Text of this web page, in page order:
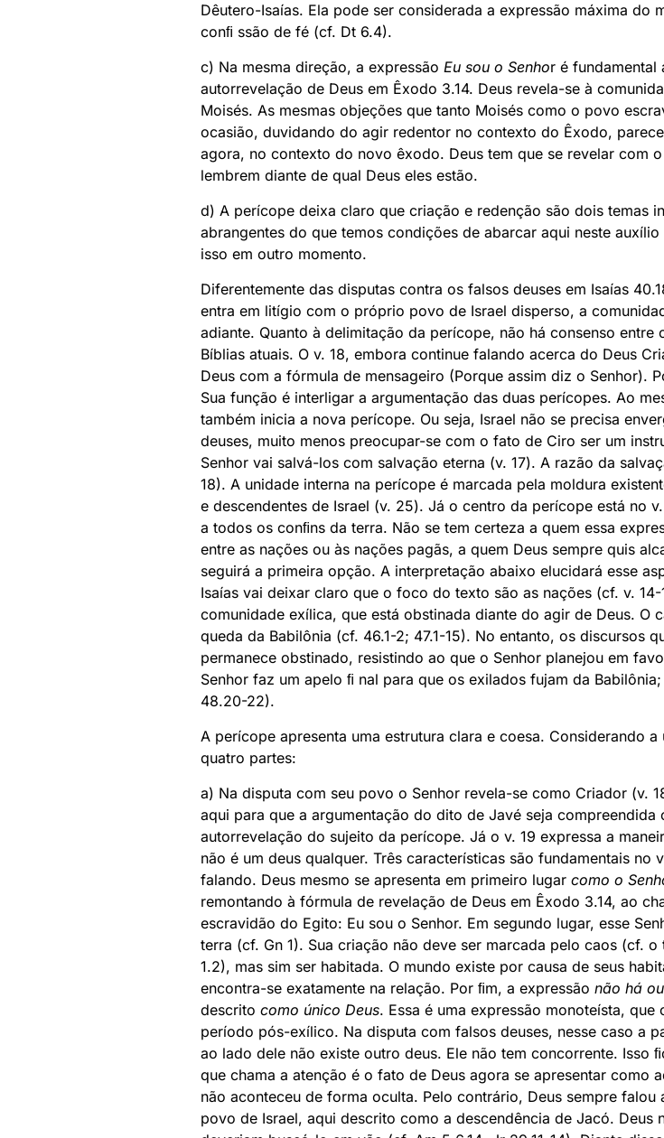
Dêutero-Isaías. Ela pode ser considerada a expressão máxima do
conﬁ ssão de fé (cf. Dt 6.4).
c) Na mesma direção, a expressão Eu sou o Senhor é fundamental
autorrevelação de Deus em Êxodo 3.14. Deus revela-se à
Moisés. As mesmas objeções que tanto Moisés como o povo
ocasião, duvidando do agir redentor no contexto do Êxodo,
agora, no contexto do novo êxodo. Deus tem que se revelar com
lembrem diante de qual Deus eles estão.
d) A perícope deixa claro que criação e redenção são dois temas
abrangentes do que temos condições de abarcar aqui neste
isso em outro momento.
Diferentemente das disputas contra os falsos deuses em Isaías
entra em litígio com o próprio povo de Israel disperso, a
adiante. Quanto à delimitação da perícope, não há consenso
Bíblias atuais. O v. 18, embora continue falando acerca do Deus
Deus com a fórmula de mensageiro (Porque assim diz o Senhor).
Sua função é interligar a argumentação das duas perícopes. Ao
também inicia a nova perícope. Ou seja, Israel não se precisa
deuses, muito menos preocupar-se com o fato de Ciro ser um
Senhor vai salvá-los com salvação eterna (v. 17). A razão da
18). A unidade interna na perícope é marcada pela moldura
e descendentes de Israel (v. 25). Já o centro da perícope está no
a todos os conﬁns da terra. Não se tem certeza a quem essa
entre as nações ou às nações pagãs, a quem Deus sempre quis
seguirá a primeira opção. A interpretação abaixo elucidará esse
Isaías vai deixar claro que o foco do texto são as nações (cf. v.
comunidade exílica, que está obstinada diante do agir de Deus. O
queda da Babilônia (cf. 46.1-2; 47.1-15). No entanto, os discursos
permanece obstinado, resistindo ao que o Senhor planejou em
Senhor faz um apelo ﬁ nal para que os exilados fujam da
48.20-22).
A perícope apresenta uma estrutura clara e coesa. Considerando
quatro partes:
a) Na disputa com seu povo o Senhor revela-se como Criador (v.
aqui para que a argumentação do dito de Javé seja
autorrevelação do sujeito da perícope. Já o v. 19 expressa a
não é um deus qualquer. Três características são fundamentais no
falando. Deus mesmo se apresenta em primeiro lugar como o
remontando à fórmula de revelação de Deus em Êxodo 3.14, ao
escravidão do Egito: Eu sou o Senhor. Em segundo lugar, esse
terra (cf. Gn 1). Sua criação não deve ser marcada pelo caos (cf. o
1.2), mas sim ser habitada. O mundo existe por causa de seus
encontra-se exatamente na relação. Por ﬁm, a expressão não há
descrito como único Deus. Essa é uma expressão monoteísta,
período pós-exílico. Na disputa com falsos deuses, nesse caso a
ao lado dele não existe outro deus. Ele não tem concorrente. Isso
que chama a atenção é o fato de Deus agora se apresentar como
não aconteceu de forma oculta. Pelo contrário, Deus sempre
povo de Israel, aqui descrito como a descendência de Jacó. Deus